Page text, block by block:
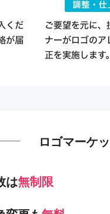
ロゴマーケ
は無制限